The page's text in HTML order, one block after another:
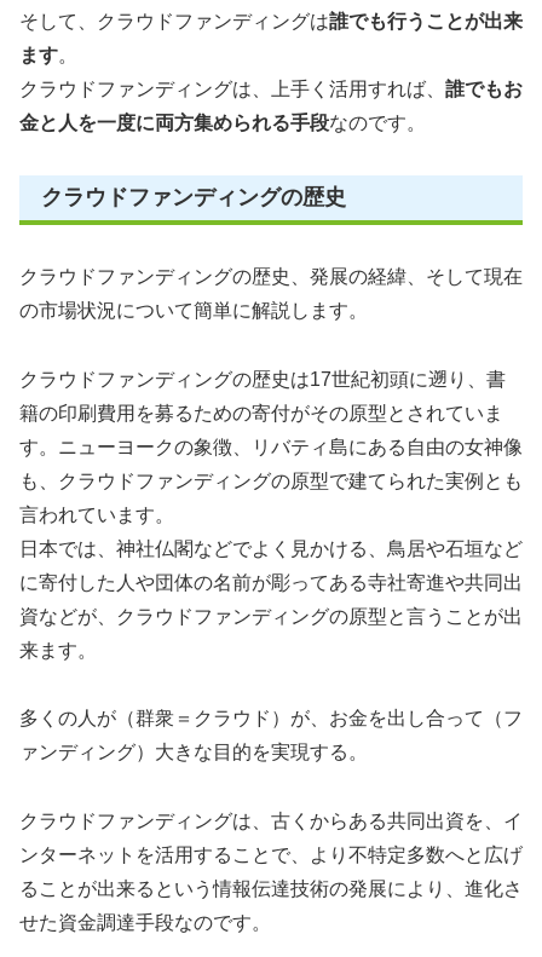
そして、クラウドファンディングは誰でも行うことが出来
ます。
クラウドファンディングは、上手く活用すれば、 誰でもお
金と人を一度に両方集められる手段なのです。
クラウドファンディングの歴史
クラウドファンディングの歴史、発展の経緯、そして現在
の市場状況について簡単に解説します。
クラウドファンディングの歴史は17世紀初頭に遡り、書
籍の印刷費用を募るための寄付がその原型とされていま
す。ニューヨークの象徴、リバティ島にある自由の女神像
も、クラウドファンディングの原型で建てられた実例とも
言われています。
日本では、神社仏閣などでよく見かける、鳥居や石垣など
に寄付した人や団体の名前が彫ってある寺社寄進や共同出
資などが、クラウドファンディングの原型と言うことが出
来ます。
多くの人が（群衆＝クラウド）が、お金を出し合って（フ
ァンディング）大きな目的を実現する。
クラウドファンディングは、古くからある共同出資を、イ
ンターネットを活用することで、より不特定多数へと広げ
ることが出来るという情報伝達技術の発展により、進化さ
せた資金調達手段なのです。